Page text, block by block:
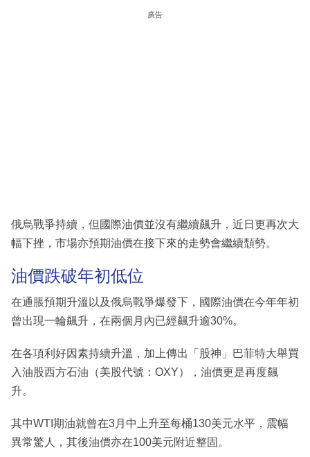
廣告
俄烏戰爭持續，但國際油價並沒有繼續飆升，近日更再次大
幅下挫，市場亦預期油價在接下來的走勢會繼續頹勢。
油價跌破年初低位
在通脹預期升溫以及俄烏戰爭爆發下，國際油價在今年年初
曾出現一輪飆升，在兩個月內已經飆升逾30%。
在各項利好因素持續升溫，加上傳出「股神」巴菲特大舉買
入油股西方石油（美股代號：OXY），油價更是再度飆
升。
其中WTI期油就曾在3月中上升至每桶130美元水平，震幅
異常驚人，其後油價亦在100美元附近整固。